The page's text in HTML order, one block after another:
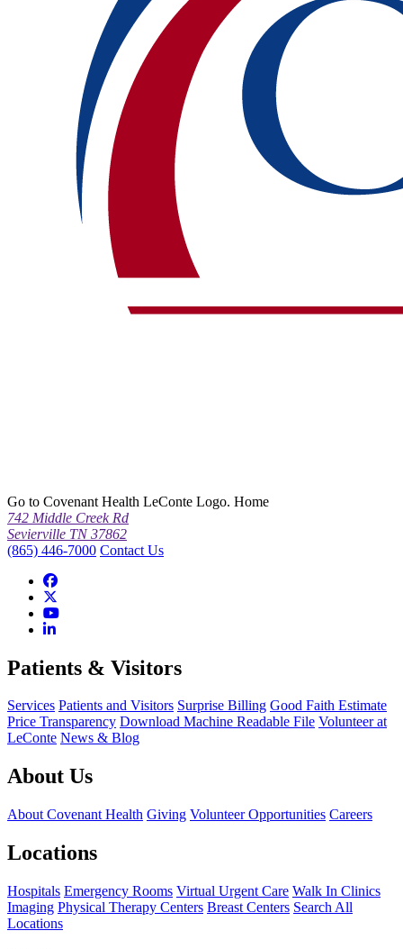
Go to Covenant Health LeConte Logo. Home
742 Middle Creek Rd
Sevierville TN 37862
(865) 446-7000 Contact Us
Patients & Visitors
Services Patients and Visitors Surprise Billing Good Faith Estimate
Price Transparency Download Machine Readable File Volunteer at
LeConte News & Blog
About Us
About Covenant Health Giving Volunteer Opportunities Careers
Locations
Hospitals Emergency Rooms Virtual Urgent Care Walk In Clinics
Imaging Physical Therapy Centers Breast Centers Search All
Locations